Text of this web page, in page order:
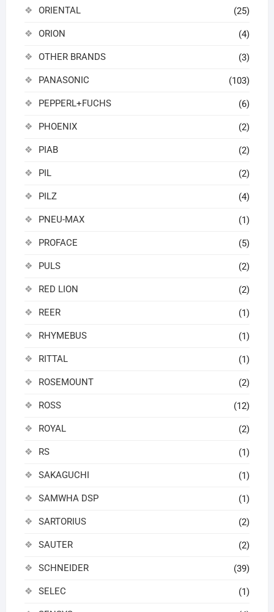
ORIENTAL (25)
ORION (4)
OTHER BRANDS (3)
PANASONIC (103)
PEPPERL+FUCHS (6)
PHOENIX (2)
PIAB (2)
PIL (2)
PILZ (4)
PNEU-MAX (1)
PROFACE (5)
PULS (2)
RED LION (2)
REER (1)
RHYMEBUS (1)
RITTAL (1)
ROSEMOUNT (2)
ROSS (12)
ROYAL (2)
RS (1)
SAKAGUCHI (1)
SAMWHA DSP (1)
SARTORIUS (2)
SAUTER (2)
SCHNEIDER (39)
SELEC (1)